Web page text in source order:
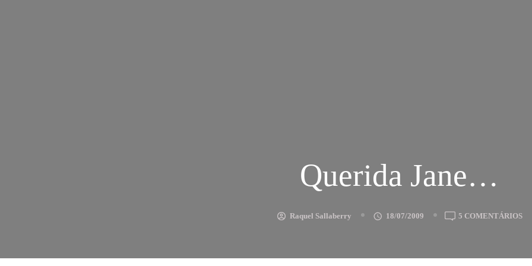
Querida Jane…
Raquel Sallaberry 18/07/2009 5 COMENTÁRIOSEM